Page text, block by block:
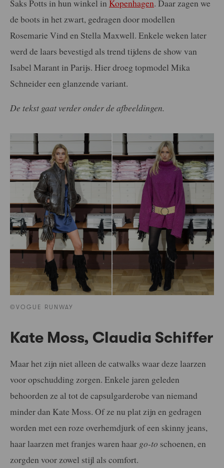
Saks Potts in hun winkel in Kopenhagen. Daar zagen we
de boots in het zwart, gedragen door modellen
Rosemarie Vind en Stella Maxwell. Enkele weken later
werd de laars bevestigd als trend tijdens de show van
Isabel Marant in Parijs. Hier droeg topmodel Mika
Schneider een glanzende variant.
De tekst gaat verder onder de afbeeldingen.
©VOGUE RUNWAY
Kate Moss, Claudia Schiffer
Maar het zijn niet alleen de catwalks waar deze laarzen
voor opschudding zorgen. Enkele jaren geleden
behoorden ze al tot de capsulgarderobe van niemand
minder dan Kate Moss. Of ze nu plat zijn en gedragen
worden met een roze overhemdjurk of een skinny jeans,
haar laarzen met franjes waren haar go-to schoenen, en
zorgden voor zowel stijl als comfort.